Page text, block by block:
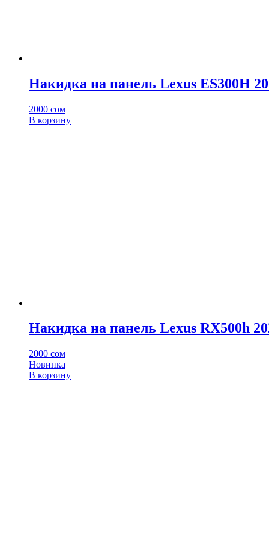
Накидка на панель Lexus ES300H
2000 сом
В корзину
Накидка на панель Lexus RX500h
2000 сом
Новинка
В корзину